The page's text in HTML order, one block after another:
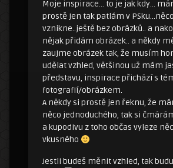
Moje inspirace… to je jak kdy…
prostě jen tak patlám v
vznikne..ještě bez obrázků.. a
nějak přidám obrázek.. a někdy
zaujme obrázek tak, že musím
udělat vzhled, většinou už mám
představu, inspirace přichází s
fotografií/obrázkem.
A někdy si prostě jen řeknu, že
něco jednoduchého, tak si
a kupodivu z toho občas vyleze
vkusného
Jestli budeš měnit vzhled, tak